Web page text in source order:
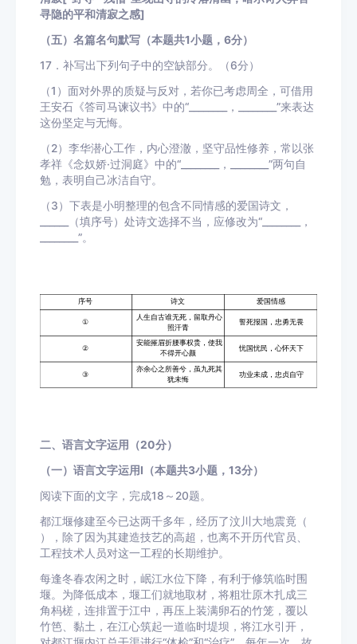
寻隐的平和清寂之感]
（五）名篇名句默写（本题共1小题，6分）
17．补写出下列句子中的空缺部分。（6分）
（1）面对外界的质疑与反对，若你已考虑周全，可借用
王安石《答司马谏议书》中的“________，________”来表达
这份坚定与无悔。
（2）李华潜心工作，内心澄澈，坚守品性修养，常以张
孝祥《念奴娇·过洞庭》中的“________，________”两句自
勉，表明自己冰洁自守。
（3）下表是小明整理的包含不同情感的爱国诗文，
______（填序号）处诗文选择不当，应修改为“________，
________”。
二、语言文字运用（20分）
（一）语言文字运用Ⅰ（本题共3小题，13分）
阅读下面的文字，完成18～20题。
都江堰修建至今已达两千多年，经历了汶川大地震竟（
），除了因为其建造技艺的高超，也离不开历代官员、
工程技术人员对这一工程的长期维护。
每逢冬春农闲之时，岷江水位下降，有利于修筑临时围
堰。为降低成本，堰工们就地取材，将粗壮原木扎成三
角杩槎，连排置于江中，再压上装满卵石的竹笼，覆以
竹笆、黏土，在江心筑起一道临时堤坝，将江水引开，